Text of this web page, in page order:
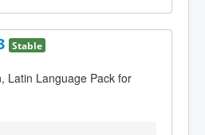
Stable
Latin Language Pack for